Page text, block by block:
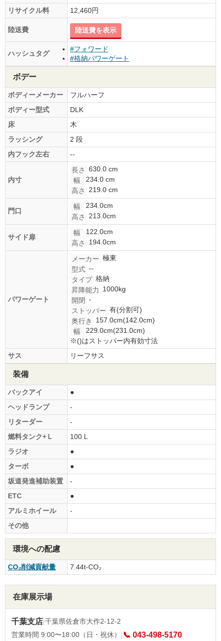
リサイクル料
12,460円
陸送費 陸送費を表示
ハッシュタグ
#フォワード
#格納パワーゲート
ボデー
ボディーメーカー
フルハーフ
ボディー型式
DLK
床
木
ラッシング
2 段
内フック左右
--
内寸
長さ
630.0 cm
幅
234.0 cm
高さ
219.0 cm
門口
幅
234.0cm
高さ
213.0cm
サイド扉
幅
122.0cm
高さ
194.0cm
パワーゲート
メーカー 極東
型式 --
タイプ 格納
昇降能力
1000kg
開閉 -
ストッパー 有(分割可)
奥行き
157.0cm(142.0cm)
幅
229.0cm(231.0cm)
※()はストッパー内有効寸法
サス
リーフサス
装備
バックアイ
●
ヘッドランプ
-
リターダー
-
燃料タンク+Ｌ
100 L
ラジオ
●
ターボ
●
坂道発進補助装置
-
ETC
●
アルミホイール
-
その他
環境への配慮
CO₂削減貢献量 7.44t-CO₂
在庫展示場
千葉支店|千葉県佐倉市大作2-12-2
営業時間 9:00〜18:00（日・祝休） | 📞 043-498-5170